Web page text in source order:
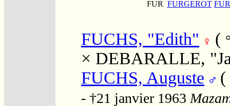
FUR FURGEROT
FUCHS, "Edith" (
× DEBARALLE,
FUCHS, Auguste
(
- †21 janvier 1963